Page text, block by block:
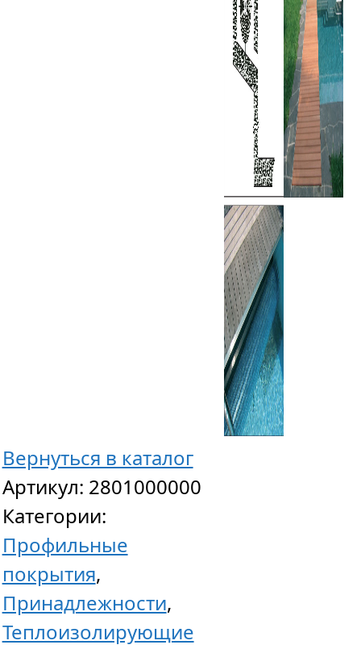
Вернуться в каталог
Артикул: 2801000000
Категории:
Профильные
покрытия,
Принадлежности,
Теплоизолирующие